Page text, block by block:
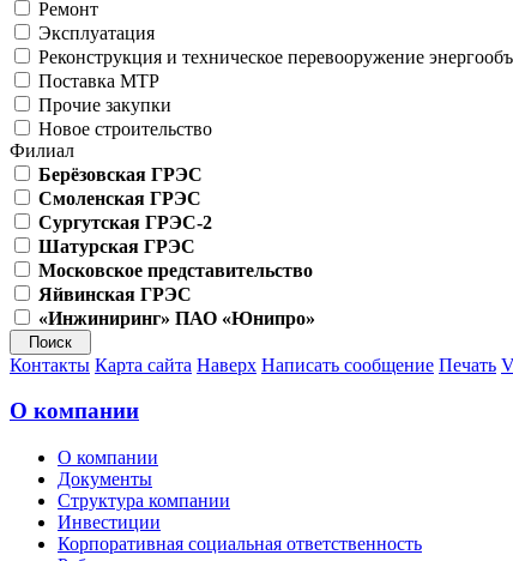
Ремонт
Эксплуатация
Реконструкция и техническое перевооружение
Поставка МТР
Прочие закупки
Новое строительство
Филиал
Берёзовская ГРЭС
Смоленская ГРЭС
Сургутская ГРЭС-2
Шатурская ГРЭС
Московское представительство
Яйвинская ГРЭС
«Инжиниринг» ПАО «Юнипро»
Контакты Карта сайта Наверх Написать сообщение Печать
О компании
О компании
Документы
Структура компании
Инвестиции
Корпоративная социальная ответственность